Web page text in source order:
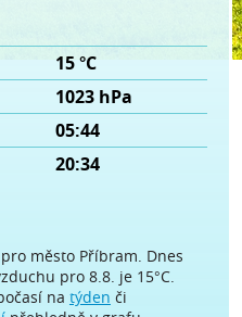
15 °C
1023 hPa
05:44
20:34
město Příbram. Dnes
pro 8.8. je 15°C.
na týden či